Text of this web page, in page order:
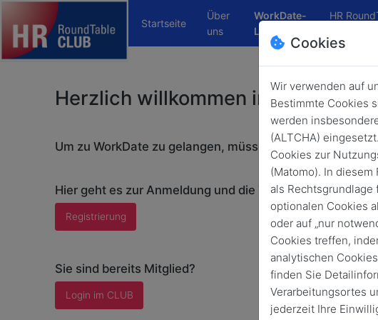
Startseite
Über
uns
WorkDate-
Login
HR
Herzlich willkommen im HR-
Um zu WorkDate zu gelangen, müssen Sie im HR-
Hier geht es zur Anmeldung und die Testphase im CLUB
Registrierung
Sie sind bereits Mitglied?
Login im CLUB
Cookies
Wir verwenden auf
Bestimmte Cookies
werden
(ALTCHA)
Cookies zur
(Matomo). In
als Rechtsgrundlage
optionalen Cookies
oder auf „nur
Cookies treffen,
analytischen
finden Sie
Verarbeitungsortes
jederzeit Ihre